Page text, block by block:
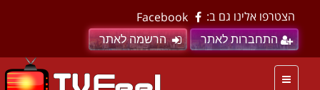
הצטרפו אלינו גם ב: Facebook
התחברות לאתר הרשמה לאתר